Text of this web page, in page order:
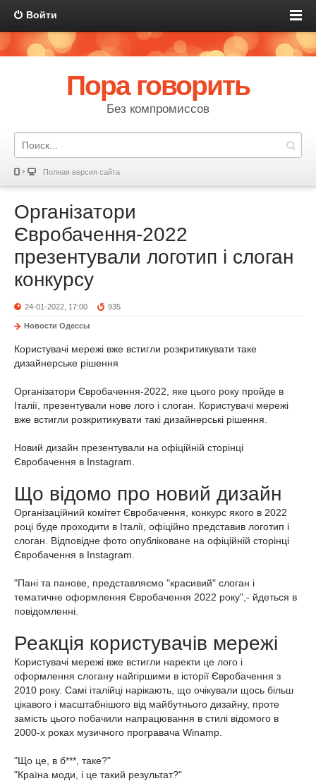
Войти
Пора говорить
Без компромиссов
Полная версия сайта
Організатори
Євробачення-2022
презентували логотип і слоган
конкурсу
24-01-2022, 17:00 935
Новости Одессы
Користувачі мережі вже встигли розкритикувати таке
дизайнерське рішення
Організатори Євробачення-2022, яке цього року пройде в
Італії, презентували нове лого і слоган. Користувачі мережі
вже встигли розкритикувати такі дизайнерські рішення.
Новий дизайн презентували на офіційній сторінці
Євробачення в Instagram.
Що відомо про новий дизайн
Організаційний комітет Євробачення, конкурс якого в 2022
році буде проходити в Італії, офіційно представив логотип і
слоган. Відповідне фото опубліковане на офіційній сторінці
Євробачення в Instagram.
"Пані та панове, представляємо "красивий" слоган і
тематичне оформлення Євробачення 2022 року",- йдеться в
повідомленні.
Реакція користувачів мережі
Користувачі мережі вже встигли наректи це лого і
оформлення слогану найгіршими в історії Євробачення з
2010 року. Самі італійці нарікають, що очікували щось більш
цікавого і масштабнішого від майбутнього дизайну, проте
замість цього побачили напрацювання в стилі відомого в
2000-х роках музичного програвача Winamp.
"Що це, в б***, таке?"
"Країна моди, і це такий результат?"